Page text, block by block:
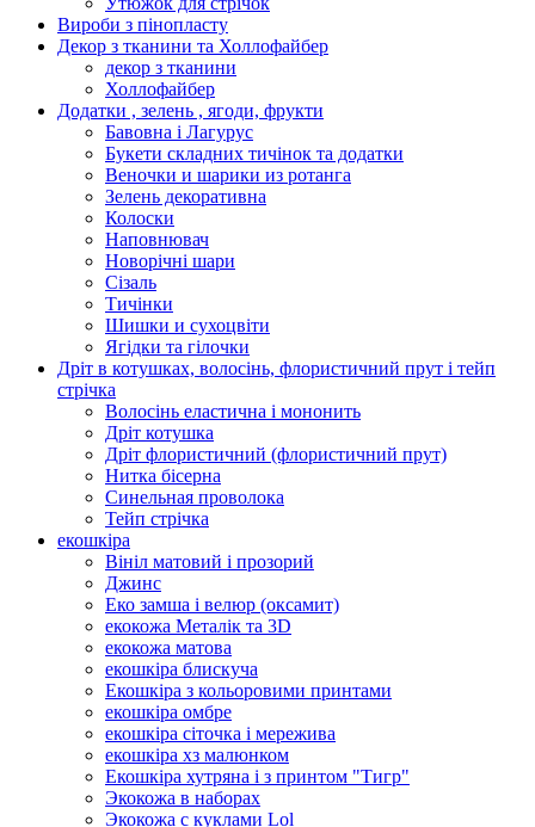
Вироби з пінопласту
Декор з тканини та Холлофайбер
декор з тканини
Холлофайбер
Додатки , зелень , ягоди, фрукти
Бавовна і Лагурус
Букети складних тичінок та додатки
Веночки и шарики из ротанга
Зелень декоративна
Колоски
Наповнювач
Новорічні шари
Сізаль
Тичінки
Шишки и сухоцвіти
Ягідки та гілочки
Дріт в котушках, волосінь, флористичний прут і тейп
стрічка
Волосінь еластична і мононить
Дріт котушка
Дріт флористичний (флористичний прут)
Нитка бісерна
Синельная проволока
Тейп стрічка
екошкіра
Вініл матовий і прозорий
Джинс
Еко замша і велюр (оксамит)
екокожа Металік та 3D
екокожа матова
екошкіра блискуча
Екошкіра з кольоровими принтами
екошкіра омбре
екошкіра сіточка і мережива
екошкіра хз малюнком
Екошкіра хутряна і з принтом "Тигр"
Экокожа в наборах
Экокожа с куклами Lol